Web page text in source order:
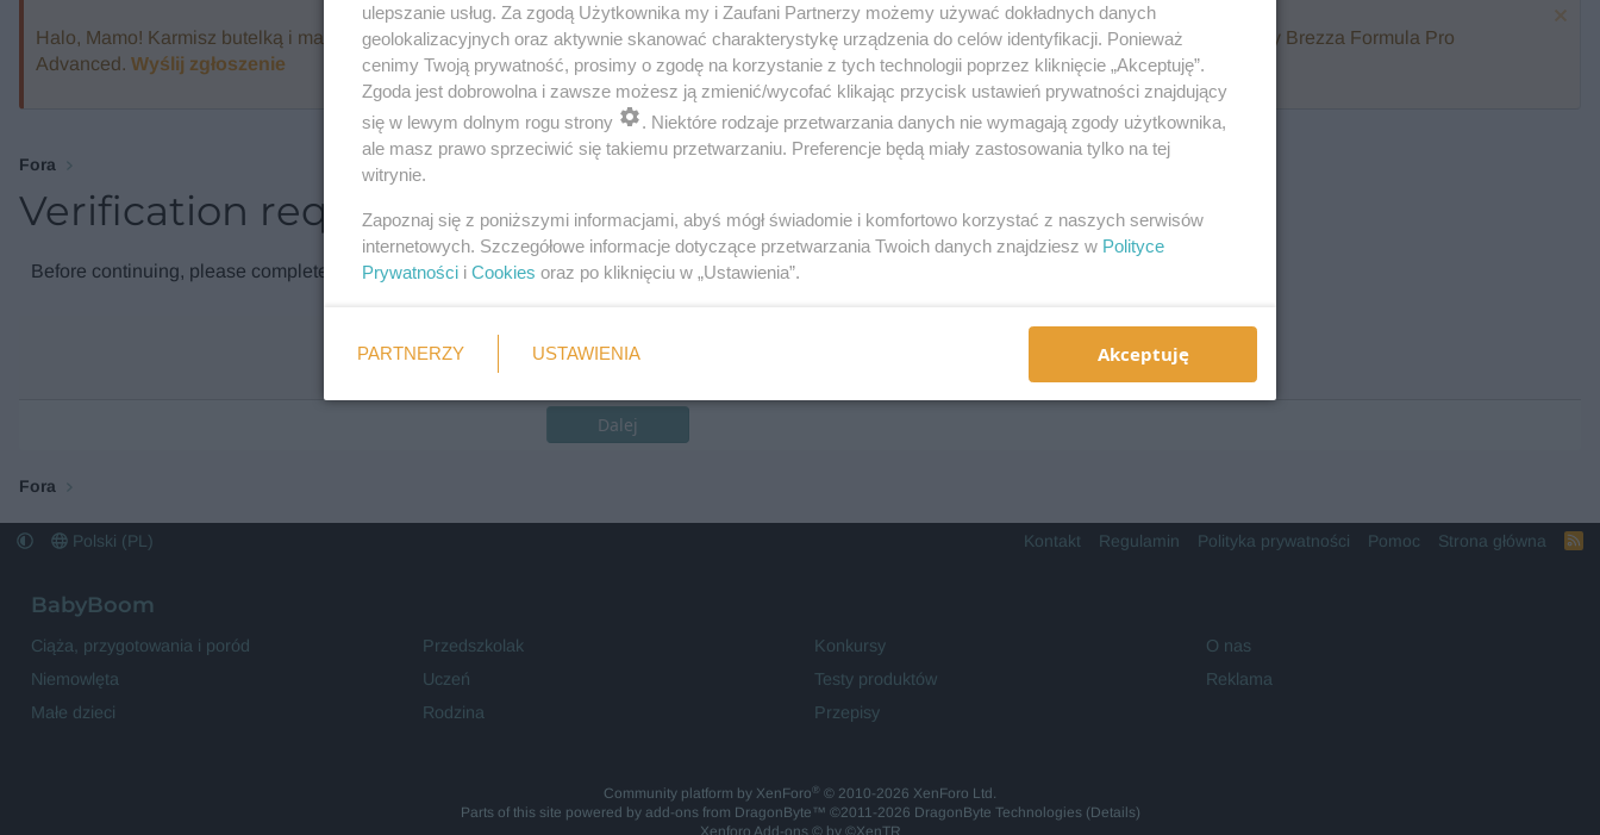
Halo, Mamo! Karmisz butelką i marzysz o ekspresie, który przygotuje mleko w kilka sekund? Opowiedz historię nocnego karmienia i zawalcz o Baby Brezza Formula Pro
Advanced. Wyślij zgłoszenie
reklama
Fora
Verification required
Before continuing, please complete the verification check.
Weryfikacja
Wymagane
Dalej
Fora
Polski (PL) Kontakt Regulamin Polityka prywatności Pomoc Strona główna
R
BabyBoom
Ciąża, przygotowania i poród
Niemowlęta
Małe dzieci
Przedszkolak
Uczeń
Rodzina
Konkursy
Testy produktów
Przepisy
O nas
Reklama
Community platform by XenForo® © 2010-2026 XenForo Ltd.
Parts of this site powered by add-ons from DragonByte™ ©2011-2026 DragonByte Technologies(Details)
Xenforo Add-ons© by ©XenTR
ulepszanie usług. Za zgodą Użytkownika my i Zaufani Partnerzy możemy używać dokładnych danych
geolokalizacyjnych oraz aktywnie skanować charakterystykę urządzenia do celów identyfikacji. Ponieważ
cenimy Twoją prywatność, prosimy o zgodę na korzystanie z tych technologii poprzez kliknięcie „Akceptuję”.
Zgoda jest dobrowolna i zawsze możesz ją zmienić/wycofać klikając przycisk ustawień prywatności znajdujący
się w lewym dolnym rogu strony
. Niektóre rodzaje przetwarzania danych nie wymagają zgody użytkownika,
ale masz prawo sprzeciwić się takiemu przetwarzaniu. Preferencje będą miały zastosowania tylko na tej
witrynie.
Zapoznaj się z poniższymi informacjami, abyś mógł świadomie i komfortowo korzystać z naszych serwisów
internetowych. Szczegółowe informacje dotyczące przetwarzania Twoich danych znajdziesz w Polityce
Prywatności i Cookies oraz po kliknięciu w „Ustawienia”.
PARTNERZY USTAWIENIA Akceptuję